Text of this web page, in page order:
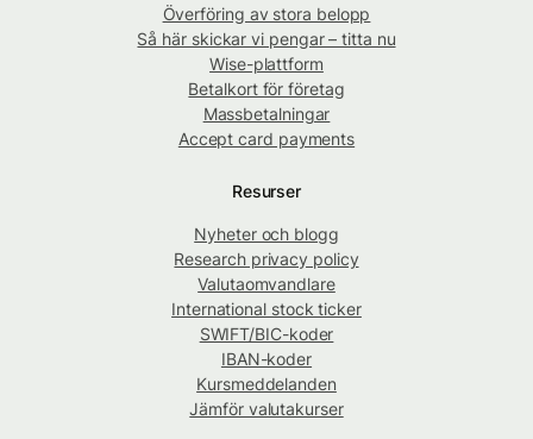
Överföring av stora belopp
Så här skickar vi pengar – titta nu
Wise-plattform
Betalkort för företag
Massbetalningar
Accept card payments
Resurser
Nyheter och blogg
Research privacy policy
Valutaomvandlare
International stock ticker
SWIFT/BIC-koder
IBAN-koder
Kursmeddelanden
Jämför valutakurser